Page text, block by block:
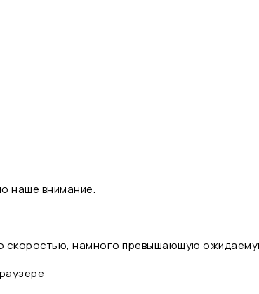
наше внимание.
скоростью, намного превышающую